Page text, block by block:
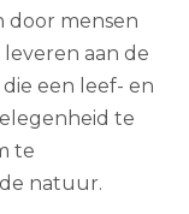
door mensen
aan de
een leef- en
te
te
natuur.